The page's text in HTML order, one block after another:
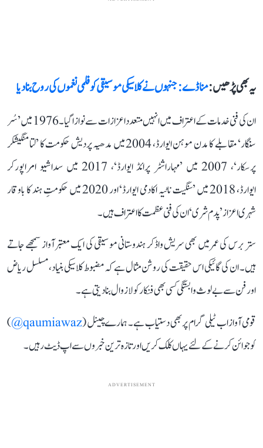
یہ بھی پڑھیں :منا ڈے: جنہوں نے کلاسیکی موسیقی کو فلمی نغموں کی روح بنا دیا
ان کی فنی خدمات کے اعتراف میں انہیں متعدد اعزازات سے نوازا گیا۔ 1976 میں ’سُر
سنگار‘ مقابلے کا مدن موہن ایوارڈ، 2004 میں مدھیہ پردیش حکومت کا ’لتا منگیشکر
پرسکار‘، 2007 میں ’مہاراشٹر پرائڈ ایوارڈ‘، 2017 میں سداشیو امراپورکر
ایوارڈ، 2018 میں ’سنگیت ناٹیہ اکادمی ایوارڈ‘ اور 2020 میں حکومتِ ہند کا باوقار
شہری اعزاز ’پدم شری‘ ان کی فنی عظمت کا اعتراف ہیں۔
ستر برس کی عمر میں بھی سریش واڈکر ہندوستانی موسیقی کی ایک معتبر آواز سمجھے جاتے
ہیں۔ ان کی گائیکی اس حقیقت کی روشن مثال ہے کہ مضبوط کلاسیکی بنیاد، مسلسل ریاض
اور فن سے بے لوث وابستگی کسی بھی فنکار کو لازوال بنا دیتی ہے۔
قومی آواز اب ٹیلی گرام پر بھی دستیاب ہے۔ ہمارے چینل (qaumiawaz@
)
کو جوائن کرنے کے لئے یہاں کلک کریں اور تازہ ترین خبروں سے اپ ڈیٹ رہیں۔
ADVERTISEMENT